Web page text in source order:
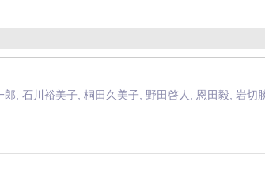
, 石川裕美子, 桐田久美子, 野田啓人, 恩田毅, 岩切